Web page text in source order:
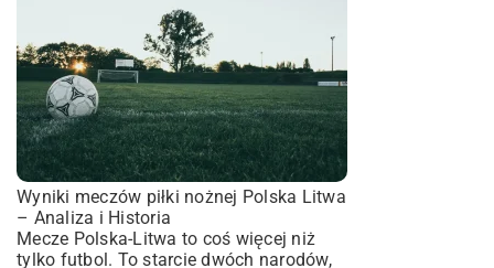
Wyniki meczów piłki nożnej Polska Litwa
– Analiza i Historia
Mecze Polska-Litwa to coś więcej niż
tylko futbol. To starcie dwóch narodów,